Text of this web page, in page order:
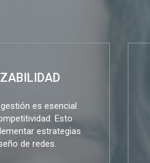
es esencial
Esto
estrategias
de redes.